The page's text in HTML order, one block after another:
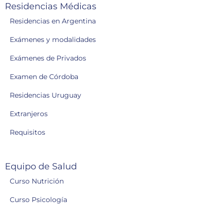
Residencias Médicas
Residencias en Argentina
Exámenes y modalidades
Exámenes de Privados
Examen de Córdoba
Residencias Uruguay
Extranjeros
Requisitos
Equipo de Salud
Curso Nutrición
Curso Psicología